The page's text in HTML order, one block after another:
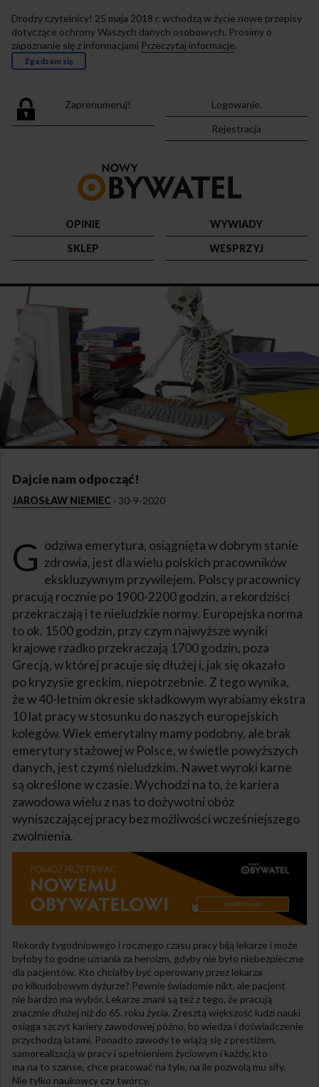
Drodzy czytelnicy! 25 maja 2018 r. wchodzą w życie nowe przepisy
dotyczące ochrony Waszych danych osobowych. Prosimy o
zapoznanie się z informacjami Przeczytaj informacje.
Zgadzam się
Zaprenumeruj!
Logowanie.
Rejestracja
strony
OPINIE
WYWIADY
SKLEP
WESPRZYJ
Dajcie nam odpocząć!
JAROSŁAW NIEMIEC · 30-9-2020
G odziwa emerytura, osiągnięta w dobrym stanie
zdrowia, jest dla wielu polskich pracowników
ekskluzywnym przywilejem. Polscy pracownicy
pracują rocznie po 1900-2200 godzin, a rekordziści
przekraczają i te nieludzkie normy. Europejska norma
to ok. 1500 godzin, przy czym najwyższe wyniki
krajowe rzadko przekraczają 1700 godzin, poza
Grecją, w której pracuje się dłużej i, jak się okazało
po kryzysie greckim, niepotrzebnie. Z tego wynika,
że w 40-letnim okresie składkowym wyrabiamy ekstra
10 lat pracy w stosunku do naszych europejskich
kolegów. Wiek emerytalny mamy podobny, ale brak
emerytury stażowej w Polsce, w świetle powyższych
danych, jest czymś nieludzkim. Nawet wyroki karne
są określone w czasie. Wychodzi na to, że kariera
zawodowa wielu z nas to dożywotni obóz
wyniszczającej pracy bez możliwości wcześniejszego
zwolnienia.
Rekordy tygodniowego i rocznego czasu pracy biją lekarze i może
byłoby to godne uznania za heroizm, gdyby nie było niebezpieczne
dla pacjentów. Kto chciałby być operowany przez lekarza
po kilkudobowym dyżurze? Pewnie świadomie nikt, ale pacjent
nie bardzo ma wybór. Lekarze znani są też z tego, że pracują
znacznie dłużej niż do 65. roku życia. Zresztą większość ludzi nauki
osiąga szczyt kariery zawodowej późno, bo wiedza i doświadczenie
przychodzą latami. Ponadto zawody te wiążą się z prestiżem,
samorealizacją w pracy i spełnieniem życiowym i każdy, kto
ma na to szanse, chce pracować na tyle, na ile pozwolą mu siły.
Nie tylko naukowcy czy twórcy.